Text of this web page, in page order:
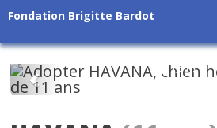
Fondation Brigitte Bardot
Précédent